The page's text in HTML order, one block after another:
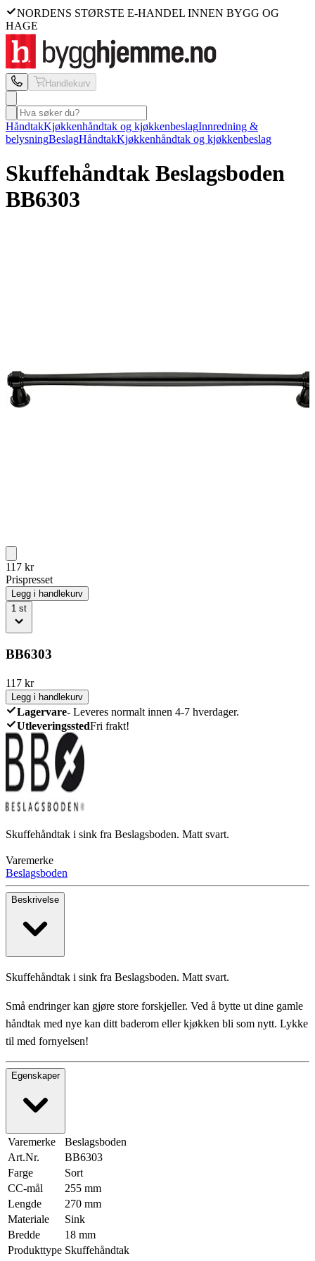
NORDENS STØRSTE E-HANDEL INNEN BYGG OG
HAGE
Handlekurv
HåndtakKjøkkenhåndtak og kjøkkenbeslagInnredning &
belysningBeslagHåndtakKjøkkenhåndtak og kjøkkenbeslag
Skuffehåndtak Beslagsboden
BB6303
117 kr
Prispresset
Legg i handlekurv
1 st
BB6303
117 kr
Legg i handlekurv
Lagervare- Leveres normalt innen 4-7 hverdager.
UtleveringsstedFri frakt!
Skuffehåndtak i sink fra Beslagsboden. Matt svart.
Varemerke
Beslagsboden
Beskrivelse
Skuffehåndtak i sink fra Beslagsboden. Matt svart.
Små endringer kan gjøre store forskjeller. Ved å bytte ut dine gamle
håndtak med nye kan ditt baderom eller kjøkken bli som nytt. Lykke
til med fornyelsen!
Egenskaper
Varemerke
Beslagsboden
Art.Nr.
BB6303
Farge
Sort
CC-mål
255 mm
Lengde
270 mm
Materiale
Sink
Bredde
18 mm
Produkttype Skuffehåndtak